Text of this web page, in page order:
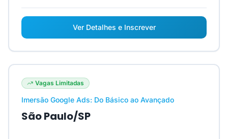
Ver Detalhes e Inscrever
Vagas Limitadas
Imersão Google Ads: Do Básico ao Avançado
São Paulo/SP